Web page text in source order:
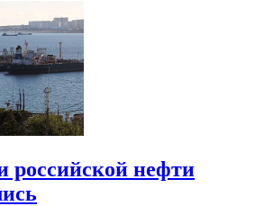
российской нефти